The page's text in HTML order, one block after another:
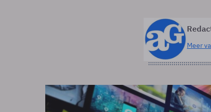
Meer